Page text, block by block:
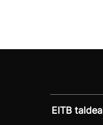
EITB taldea